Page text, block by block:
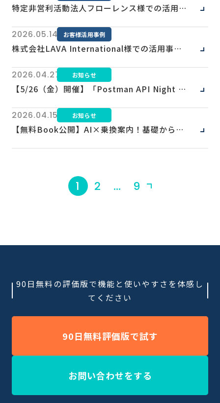
特定非営利活動法人フローレンス様での活用事例をご紹介いたします
2026.05.14 お客様活用事例
株式会社LAVA International様での活用事例をご紹介いたします
2026.04.27 お知らせ
【5/26（金）開催】「Postman API Night Tokyo 2026 Late Spring」に登壇します
2026.04.15 お知らせ
【無料Book公開】AI×乗換案内！基礎から学ぶMCPサーバー入門
1 2 … 9
90日無料の評価版で機能と使いやすさを体感し
てください
90日無料評価版で試す
お問い合わせをする